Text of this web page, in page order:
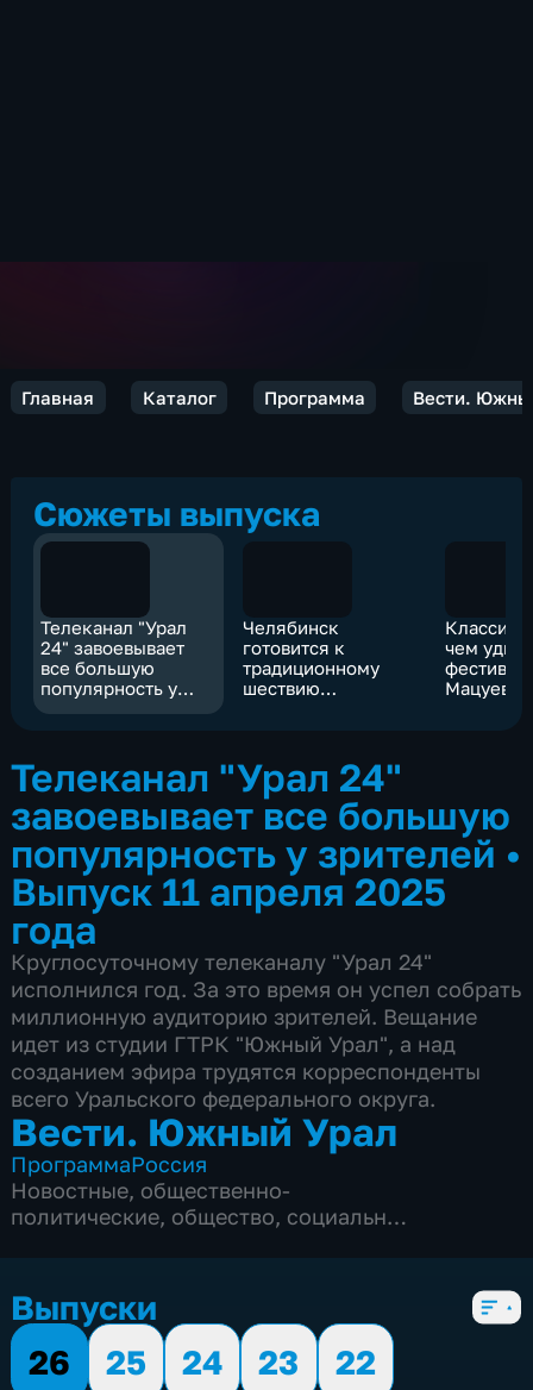
Главная Каталог Программа Вести.
Сюжеты выпуска
Телеканал "Урал
24" завоевывает
все большую
популярность у
зрителей
Челябинск
готовится к
традиционному
шествию
чем
Мацуева
Телеканал "Урал 24"
завоевывает все большую
популярность у зрителей •
Выпуск 11 апреля 2025
года
Круглосуточному телеканалу "Урал 24"
исполнился год. За это время он успел собрать
миллионную аудиторию зрителей. Вещание
идет из студии ГТРК "Южный Урал", а над
созданием эфира трудятся корреспонденты
всего Уральского федерального округа.
Вести. Южный Урал
ПрограммаРоссия
Новостные, общественно-
политические, общество, социально-
Выпуски
26
25 24 23
22